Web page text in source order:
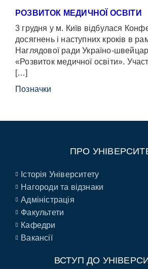
РОЗВИТОК МЕДИЧНОЇ ОСВІТИ
3 грудня у м. Київ відбулася
досягнень і наступних кроків в
Наглядової ради Україно-
«Розвиток медичної освіти».
[…]
Позначки
ПРО
Історія Університету
Нагороди та відзнаки
Адміністрація
Факультети
Кафедри
Вакансії
ВСТУП ДО